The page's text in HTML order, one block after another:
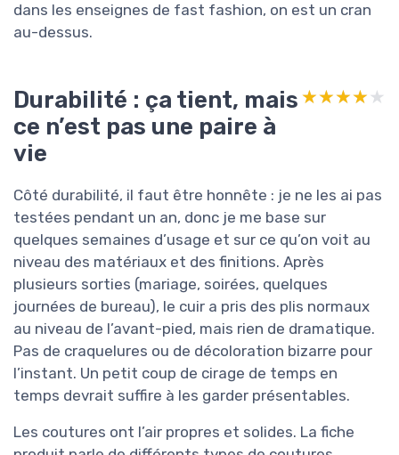
dans les enseignes de fast fashion, on est un cran
au-dessus.
Durabilité : ça tient, mais
ce n’est pas une paire à
vie
★★★★★
★★★★★
Côté durabilité, il faut être honnête : je ne les ai pas
testées pendant un an, donc je me base sur
quelques semaines d’usage et sur ce qu’on voit au
niveau des matériaux et des finitions. Après
plusieurs sorties (mariage, soirées, quelques
journées de bureau), le cuir a pris des plis normaux
au niveau de l’avant-pied, mais rien de dramatique.
Pas de craquelures ou de décoloration bizarre pour
l’instant. Un petit coup de cirage de temps en
temps devrait suffire à les garder présentables.
Les coutures ont l’air propres et solides. La fiche